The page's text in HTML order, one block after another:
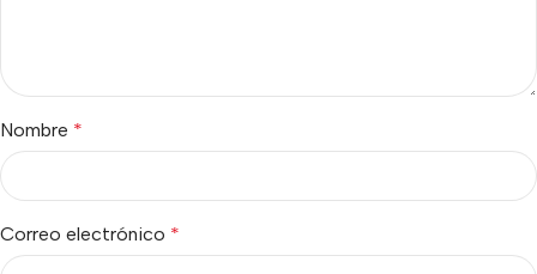
Nombre *
Correo electrónico *